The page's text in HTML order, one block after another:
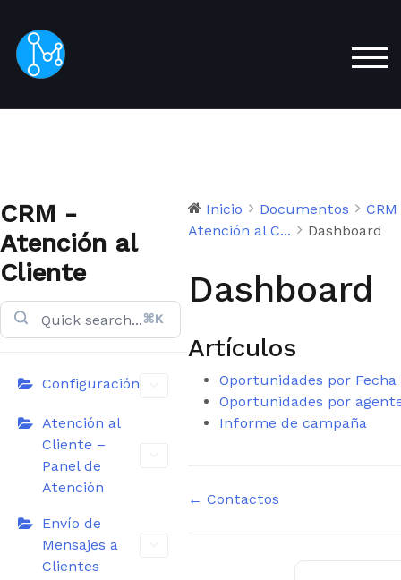
contenido
principal
CRM -
Atención al
Cliente
⌘K
Configuración
Atención al
Cliente –
Panel de
Atención
Envío de
Mensajes a
Clientes
Inicio Documentos
Atención al C...
Dashboard
Dashboard
Artículos
Oportunidades por Fecha
Oportunidades por
Informe de campaña
Navegación
← Contactos